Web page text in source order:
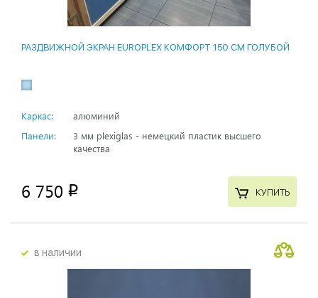
РАЗДВИЖНОЙ ЭКРАН EUROPLEX КОМФОРТ 150 СМ ГОЛУБОЙ
Каркас:
алюминий
Панели:
3 мм plexiglas - немецкий пластик высшего
качества
6 750 p КУПИТЬ
в наличии